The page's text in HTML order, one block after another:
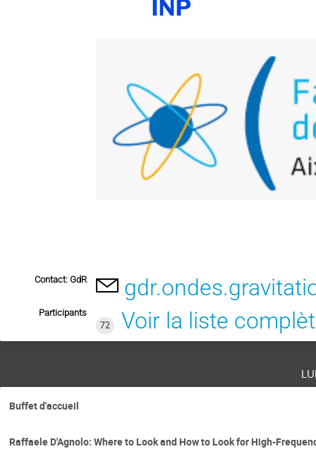
Contact: GdR
Participants
72
Voir la liste
Buffet d'accueil
Raffaele D'Agnolo: Where to Look and How to Look for High-